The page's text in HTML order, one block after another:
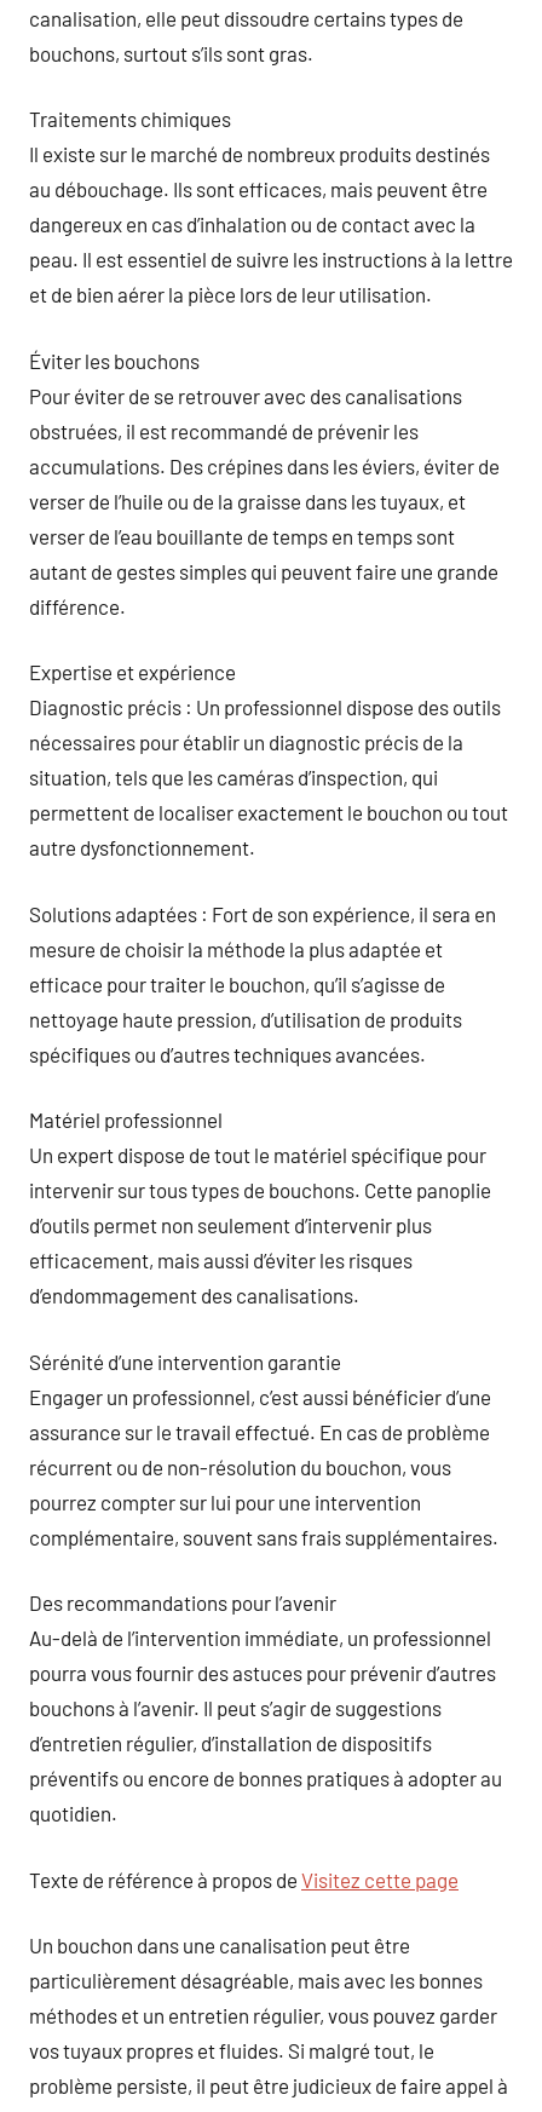
canalisation, elle peut dissoudre certains types de
bouchons, surtout s’ils sont gras.
Traitements chimiques
Il existe sur le marché de nombreux produits destinés
au débouchage. Ils sont efficaces, mais peuvent être
dangereux en cas d’inhalation ou de contact avec la
peau. Il est essentiel de suivre les instructions à la lettre
et de bien aérer la pièce lors de leur utilisation.
Éviter les bouchons
Pour éviter de se retrouver avec des canalisations
obstruées, il est recommandé de prévenir les
accumulations. Des crépines dans les éviers, éviter de
verser de l’huile ou de la graisse dans les tuyaux, et
verser de l’eau bouillante de temps en temps sont
autant de gestes simples qui peuvent faire une grande
différence.
Expertise et expérience
Diagnostic précis : Un professionnel dispose des outils
nécessaires pour établir un diagnostic précis de la
situation, tels que les caméras d’inspection, qui
permettent de localiser exactement le bouchon ou tout
autre dysfonctionnement.
Solutions adaptées : Fort de son expérience, il sera en
mesure de choisir la méthode la plus adaptée et
efficace pour traiter le bouchon, qu’il s’agisse de
nettoyage haute pression, d’utilisation de produits
spécifiques ou d’autres techniques avancées.
Matériel professionnel
Un expert dispose de tout le matériel spécifique pour
intervenir sur tous types de bouchons. Cette panoplie
d’outils permet non seulement d’intervenir plus
efficacement, mais aussi d’éviter les risques
d’endommagement des canalisations.
Sérénité d’une intervention garantie
Engager un professionnel, c’est aussi bénéficier d’une
assurance sur le travail effectué. En cas de problème
récurrent ou de non-résolution du bouchon, vous
pourrez compter sur lui pour une intervention
complémentaire, souvent sans frais supplémentaires.
Des recommandations pour l’avenir
Au-delà de l’intervention immédiate, un professionnel
pourra vous fournir des astuces pour prévenir d’autres
bouchons à l’avenir. Il peut s’agir de suggestions
d’entretien régulier, d’installation de dispositifs
préventifs ou encore de bonnes pratiques à adopter au
quotidien.
Texte de référence à propos de Visitez cette page
Un bouchon dans une canalisation peut être
particulièrement désagréable, mais avec les bonnes
méthodes et un entretien régulier, vous pouvez garder
vos tuyaux propres et fluides. Si malgré tout, le
problème persiste, il peut être judicieux de faire appel à